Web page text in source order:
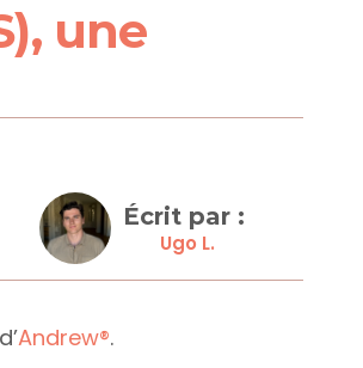
une
Écrit par :
Ugo L.
Andrew®.